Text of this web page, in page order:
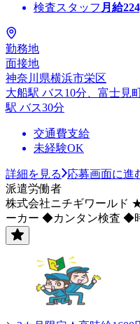
検査スタッフ 月給
勤務地
面接地
神奈川県横浜市栄区
大船駅 バス10分、富士見
駅 バス30分
交通費支給
未経験OK
詳細を見る
応募画面に進
派遣労働者
株式会社ニチギワールド
ーカー ◆カンタン検査 ◆